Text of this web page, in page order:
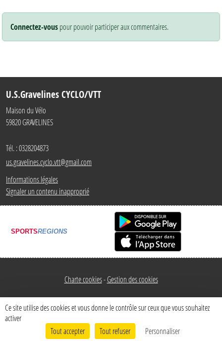
Connectez-vouspour pouvoir participer aux commentaires.
U.S.Gravelines CYCLO/VTT
Maison du Vélo
59820GRAVELINES
Tél. :0328204873
us.gravelines.cyclo.vtt@gmail.com
Informations légales
Signaler un contenu inapproprié
SPORTSREGIONS
Charte cookies Gestion des cookies
Envie de participer ? Connexion
Ce site utilise des cookies et vous donne le contrôle sur ceux que vous souhaitez
activer
Tout accepter
Tout refuser Personnaliser